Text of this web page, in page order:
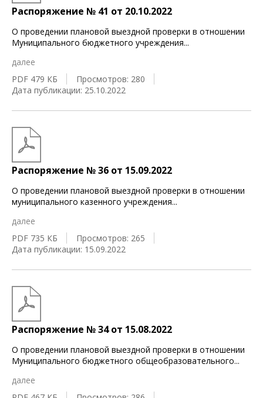
Распоряжение № 41 от 20.10.2022
О проведении плановой выездной проверки в отношении
Муниципального бюджетного учреждения...
далее
PDF 479 КБ
Просмотров: 280
Дата публикации: 25.10.2022
Распоряжение № 36 от 15.09.2022
О проведении плановой выездной проверки в отношении
муниципального казенного учреждения...
далее
PDF 735 КБ
Просмотров: 265
Дата публикации: 15.09.2022
Распоряжение № 34 от 15.08.2022
О проведении плановой выездной проверки в отношении
Муниципального бюджетного общеобразовательного...
далее